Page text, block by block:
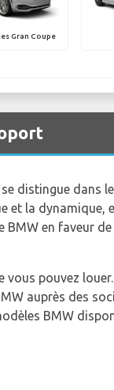
Gran Coupe
distingue dans
et la dynamique,
BMW en faveur
vous pouvez
auprès des
BMW